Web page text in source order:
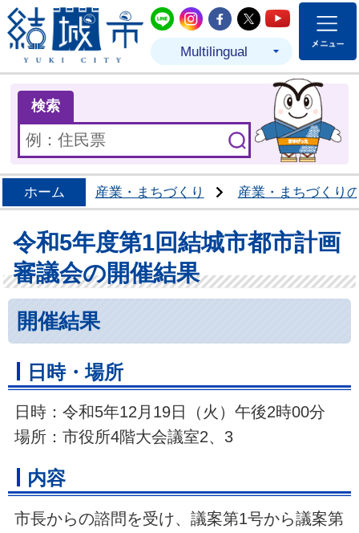
結城市公式LINE
結城市公式Instagram
結城市公式
結城市公式
結城市
Multilingual
検索
ホーム 産業・まちづくり 産業・まちづくり
令和5年度第1回結城市都市計画
審議会の開催結果
開催結果
日時・場所
日時：令和5年12月19日（火）午後2時00分
場所：市役所4階大会議室2、3
内容
市長からの諮問を受け、議案第1号から議案第